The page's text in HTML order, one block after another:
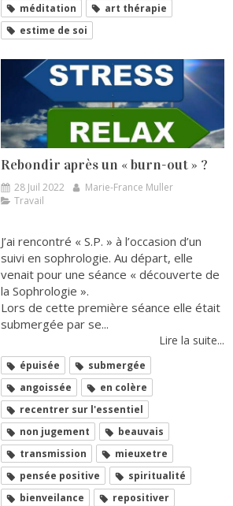
méditation
art thérapie
estime de soi
Rebondir après un « burn-out » ?
28 Juil 2022
Marie-France Muller
Travail
J’ai rencontré « S.P. » à l’occasion d’un
suivi en sophrologie. Au départ, elle
venait pour une séance « découverte de
la Sophrologie ».
Lors de cette première séance elle était
submergée par se...
Lire la suite...
épuisée
submergée
angoissée
en colère
recentrer sur l'essentiel
non jugement
beauvais
transmission
mieuxetre
pensée positive
spiritualité
bienveilance
repositiver